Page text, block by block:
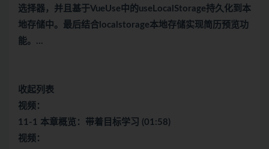
选择器，并且基于VueUse中的useLocalStorage持久化到本
地存储中。最后结合localstorage本地存储实现简历预览功
能。…
收起列表
视频：
11-1 本章概览：带着目标学习 (01:58)
视频：